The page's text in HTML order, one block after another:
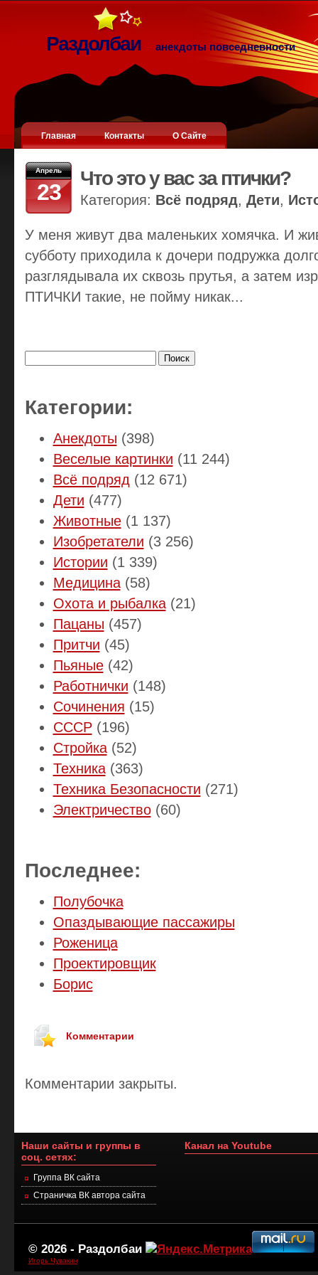
Раздолбаи анекдоты повседневности
Главная Контакты О Сайте
Апрель
23
Что это у вас за птички?
Категория: Всё подряд, Дети,
У меня живут два маленьких хомячка. И
субботу приходила к дочери подружка
разглядывала их сквозь прутья, а затем
ПТИЧКИ такие, не пойму никак...
Категории:
Анекдоты (398)
Веселые картинки (11 244)
Всё подряд (12 671)
Дети (477)
Животные(1 137)
Изобретатели (3 256)
Истории (1 339)
Медицина(58)
Охота и рыбалка(21)
Пацаны (457)
Притчи (45)
Пьяные(42)
Работнички (148)
Сочинения (15)
СССР(196)
Стройка(52)
Техника(363)
Техника Безопасности (271)
Электричество(60)
Последнее:
Полубочка
Опаздывающие пассажиры
Роженица
Проектировщик
Борис
Комментарии
Комментарии закрыты.
Наши сайты и группы в
соц. сетях:
Группа ВК сайта
Страничка ВК автора сайта
Канал на Youtube
© 2026 - Раздолбаи
Игорь Чувакин